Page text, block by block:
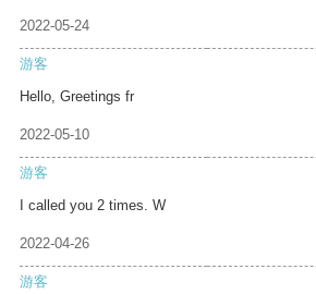
2022-05-24
游客
Hello, Greetings fr
2022-05-10
游客
I called you 2 times. W
2022-04-26
游客